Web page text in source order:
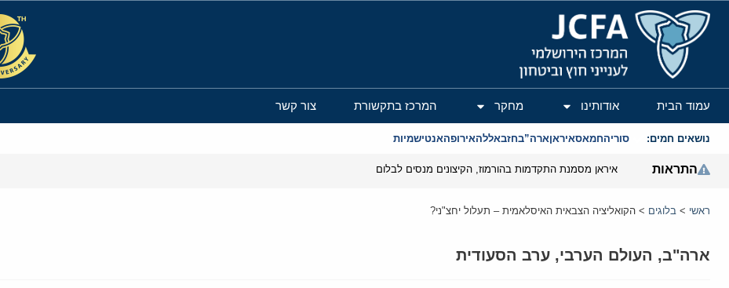
המרכז הירושלמי לענייני חוץ וביטחון
עמוד הבית אודותינו מחקר המרכז בתקשורת צור קשר
נושאים חמים: סוריהחמאסאיראןארה”בחזבאללהאירופהאנטישמיות
התראות איראן מסמנת התקדמות בהורמוז, הקיצונים מנסים לבלום
ראשי > בלוגים > הקואליציה הצבאית האיסלאמית – תעלול יחצ"ני?
ארה"ב, העולם הערבי, ערב הסעודית